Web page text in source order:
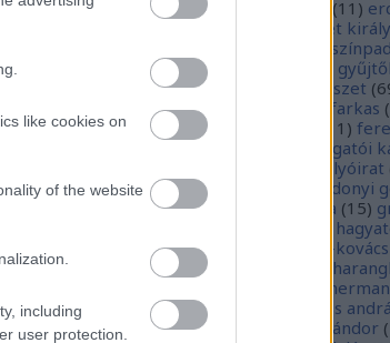
like cookies on
of the website
including
user protection.
józsef
16 (11 )
erzsébet
európa
29) ex libris
ex libris
gyűjtemények
fametszet (
ferenc (12 farkas gábor farkas (
fedák sári
11 )
főigazgatói
folyóirat
galambos ferenc
gárdonyi
gondos gábor
grafika (15)
halász gábor
hamvai-
64 hanvay hajnalka
10) herman ottó hess
hésziodosz
hevesi sándor (